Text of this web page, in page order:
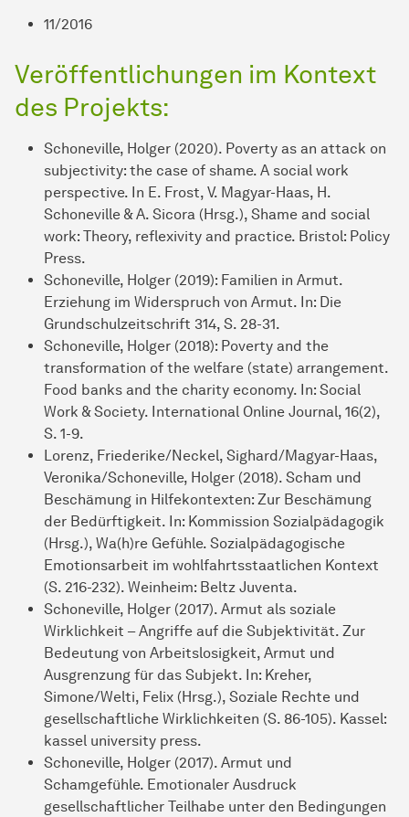
11/2016
Veröffentlichungen im Kontext
des Projekts:
Schoneville, Holger (2020). Poverty as an attack on
subjectivity: the case of shame. A social work
perspective. In E. Frost, V. Magyar-Haas, H.
Schoneville & A. Sicora (Hrsg.), Shame and social
work: Theory, reflexivity and practice. Bristol: Policy
Press.
Schoneville, Holger (2019): Familien in Armut.
Erziehung im Widerspruch von Armut. In: Die
Grundschulzeitschrift 314, S. 28-31.
Schoneville, Holger (2018): Poverty and the
transformation of the welfare (state) arrangement.
Food banks and the charity economy. In: Social
Work & Society. International Online Journal, 16(2),
S. 1-9.
Lorenz, Friederike/Neckel, Sighard/Magyar-Haas,
Veronika/Schoneville, Holger (2018). Scham und
Beschämung in Hilfekontexten: Zur Beschämung
der Bedürftigkeit. In: Kommission Sozialpädagogik
(Hrsg.), Wa(h)re Gefühle. Sozialpädagogische
Emotionsarbeit im wohlfahrtsstaatlichen Kontext
(S. 216-232). Weinheim: Beltz Juventa.
Schoneville, Holger (2017). Armut als soziale
Wirklichkeit – Angriffe auf die Subjektivität. Zur
Bedeutung von Arbeitslosigkeit, Armut und
Ausgrenzung für das Subjekt. In: Kreher,
Simone/Welti, Felix (Hrsg.), Soziale Rechte und
gesellschaftliche Wirklichkeiten (S. 86-105). Kassel:
kassel university press.
Schoneville, Holger (2017). Armut und
Schamgefühle. Emotionaler Ausdruck
gesellschaftlicher Teilhabe unter den Bedingungen